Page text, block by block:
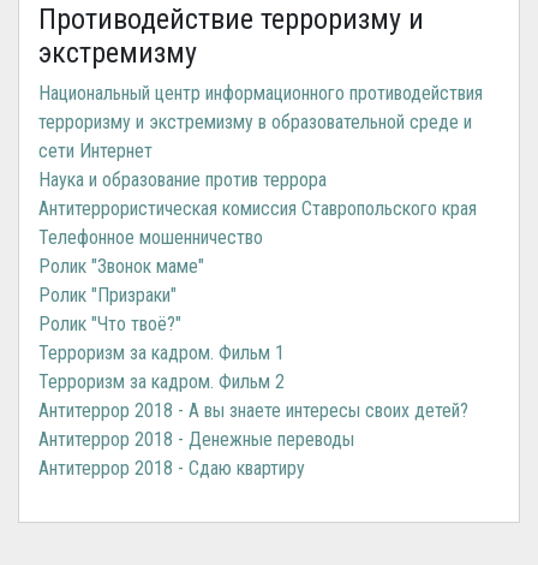
Противодействие терроризму и
экстремизму
Национальный центр информационного противодействия
терроризму и экстремизму в образовательной среде и
сети Интернет
Наука и образование против террора
Антитеррористическая комиссия Ставропольского края
Телефонное мошенничество
Ролик "Звонок маме"
Ролик "Призраки"
Ролик "Что твоё?"
Терроризм за кадром. Фильм 1
Терроризм за кадром. Фильм 2
Антитеррор 2018 - А вы знаете интересы своих детей?
Антитеррор 2018 - Денежные переводы
Антитеррор 2018 - Сдаю квартиру